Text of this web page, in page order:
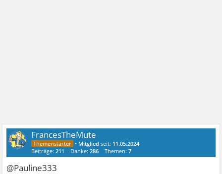
FrancesTheMute
• Mitglied seit: 11.05.2024
Beiträge:211 Danke:286 Themen:7
@Pauline333